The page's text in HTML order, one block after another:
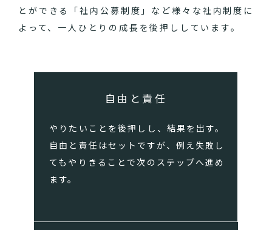
とができる「社内公募制度」など様々な社内制度に
よって、一人ひとりの成長を後押ししています。
自由と責任
やりたいことを後押しし、結果を出す。
自由と責任はセットですが、例え失敗し
てもやりきることで次のステップへ進め
ます。